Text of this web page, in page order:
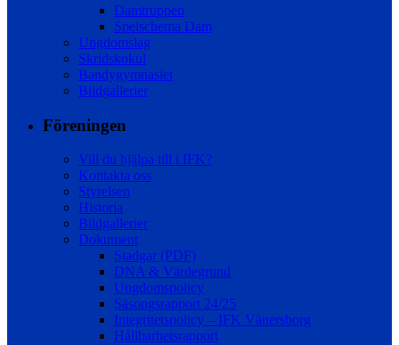
Damtruppen
Spelschema Dam
Ungdomslag
Skridskokul
Bandygymnasiet
Bildgallerier
Föreningen
Vill du hjälpa till i IFK?
Kontakta oss
Styrelsen
Historia
Bildgallerier
Dokument
Stadgar (PDF)
DNA & Värdegrund
Ungdomspolicy
Säsongsrapport 24/25
Integritetspolicy – IFK Vänersborg
Hållbarhetsrapport